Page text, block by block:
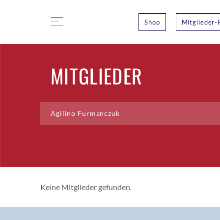
Shop Mitglieder-
MITGLIEDER
Keine Mitglieder gefunden.